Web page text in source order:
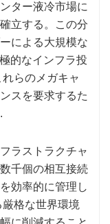
ター液冷市場に
立する。この分
による大規模な
的なインフラ投
らのメガキャ
スを要求するた
ラストラクチャ
千個の相互接続
効率的に管理し
格な世界環境